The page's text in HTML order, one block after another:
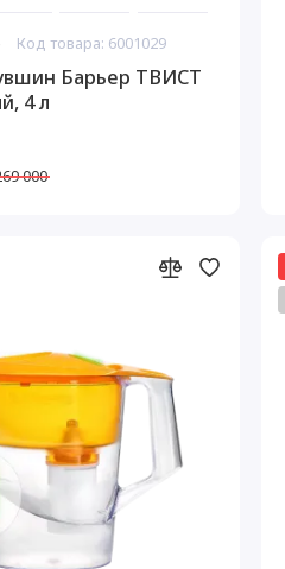
Код товара: 6001029
Барьер ТВИСТ
4 л
000